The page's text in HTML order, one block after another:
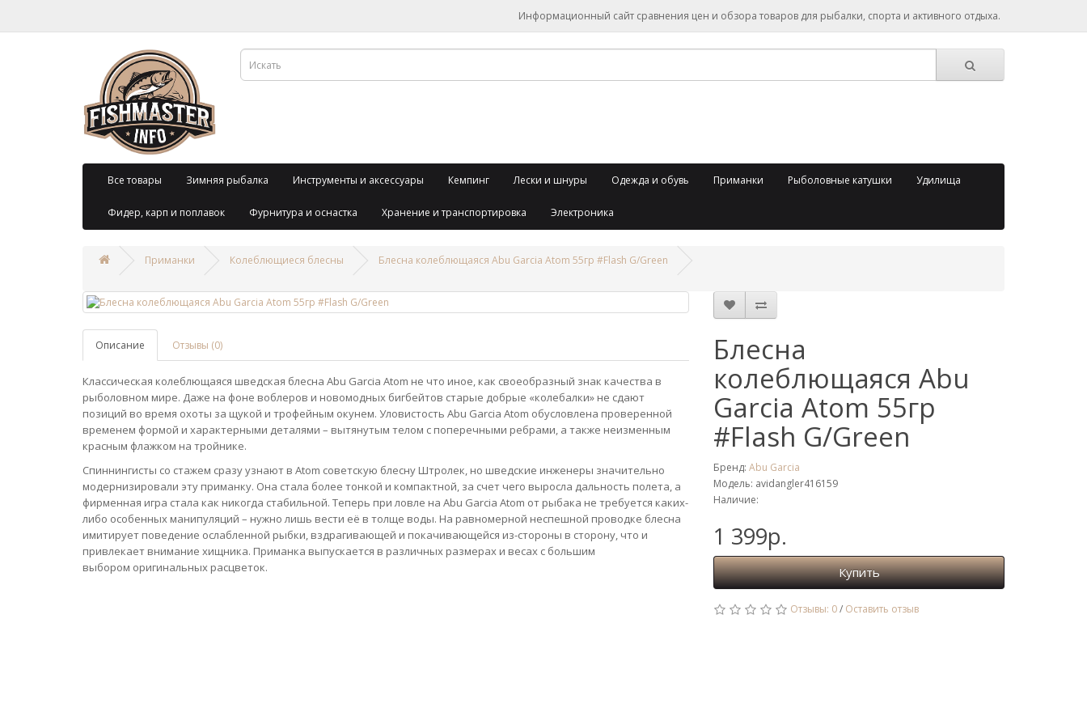
Информационный сайт сравнения цен и обзора товаров для рыбалки, спорта и активного отдыха.
Все товары Зимняя рыбалка Инструменты и аксессуары Кемпинг Лески и шнуры Одежда и обувь Приманки Рыболовные катушки Удилища
Фидер, карп и поплавок Фурнитура и оснастка Хранение и транспортировка Электроника
Приманки Колеблющиеся блесны Блесна колеблющаяся Abu Garcia Atom 55гр #Flash G/Green
Описание Отзывы (0)
Классическая колеблющаяся шведская блесна Abu Garcia Atom не что иное, как своеобразный знак качества в
рыболовном мире. Даже на фоне воблеров и новомодных бигбейтов старые добрые «колебалки» не сдают
позиций во время охоты за щукой и трофейным окунем. Уловистость Abu Garcia Atom обусловлена проверенной
временем формой и характерными деталями – вытянутым телом с поперечными ребрами, а также неизменным
красным флажком на тройнике.
Спиннингисты со стажем сразу узнают в Atom советскую блесну Штролек, но шведские инженеры значительно
модернизировали эту приманку. Она стала более тонкой и компактной, за счет чего выросла дальность полета, а
фирменная игра стала как никогда стабильной. Теперь при ловле на Abu Garcia Atom от рыбака не требуется каких-
либо особенных манипуляций – нужно лишь вести её в толще воды. На равномерной неспешной проводке блесна
имитирует поведение ослабленной рыбки, вздрагивающей и покачивающейся из-стороны в сторону, что и
привлекает внимание хищника. Приманка выпускается в различных размерах и весах с большим
выбором оригинальных расцветок.
Блесна
колеблющаяся Abu
Garcia Atom 55гр
#Flash G/Green
Бренд: Abu Garcia
Модель: avidangler416159
Наличие:
1 399р.
Купить
Отзывы: 0/ Оставить отзыв